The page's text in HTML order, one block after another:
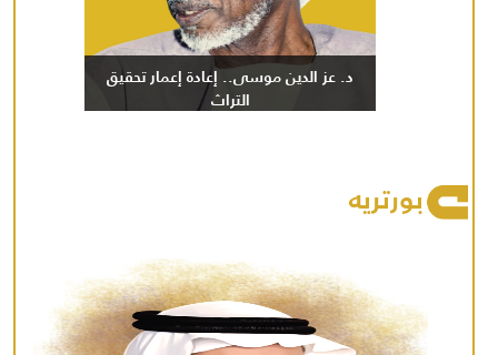
د. عز الدين موسى.. إعادة إعمار تحقيق
التراث
بورتريه